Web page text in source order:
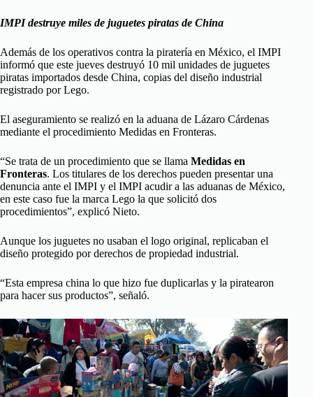
IMPI destruye miles de juguetes piratas de China
Además de los operativos contra la piratería en México, el IMPI
informó que este jueves destruyó 10 mil unidades de juguetes
piratas importados desde China, copias del diseño industrial
registrado por Lego.
El aseguramiento se realizó en la aduana de Lázaro Cárdenas
mediante el procedimiento Medidas en Fronteras.
“Se trata de un procedimiento que se llama Medidas en
Fronteras. Los titulares de los derechos pueden presentar una
denuncia ante el IMPI y el IMPI acudir a las aduanas de México,
en este caso fue la marca Lego la que solicitó dos
procedimientos”, explicó Nieto.
Aunque los juguetes no usaban el logo original, replicaban el
diseño protegido por derechos de propiedad industrial.
“Esta empresa china lo que hizo fue duplicarlas y la piratearon
para hacer sus productos”, señaló.